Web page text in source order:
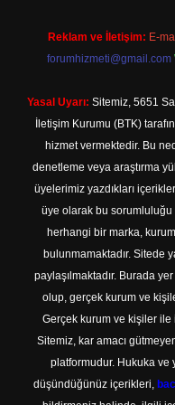
Reklam ve İletişim: E-
forumhizmeti@gmail.com
Yasal Uyarı: Sitemiz, 5651
İletişim Kurumu (BTK)
hizmet vermektedir. Bu
denetleme veya araştırma
üyelerimiz yazdıkları
üye olarak bu sorumluluğu
herhangi bir marka,
bulunmamaktadır. Sitede
paylaşılmaktadır. Burada
olup, gerçek kurum ve
Gerçek kurum ve kişiler
Sitemiz, kar amacı
platformudur. Hukuka ve
düşündüğünüz içerikleri,